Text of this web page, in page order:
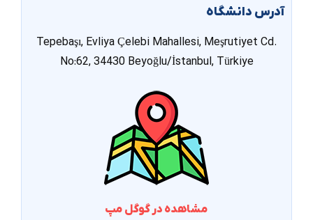
آدرس دانشگاه
Tepebaşı, Evliya Çelebi Mahallesi, Meşrutiyet Cd.
No:62, 34430 Beyoğlu/İstanbul, Türkiye
مشاهده در گوگل مپ